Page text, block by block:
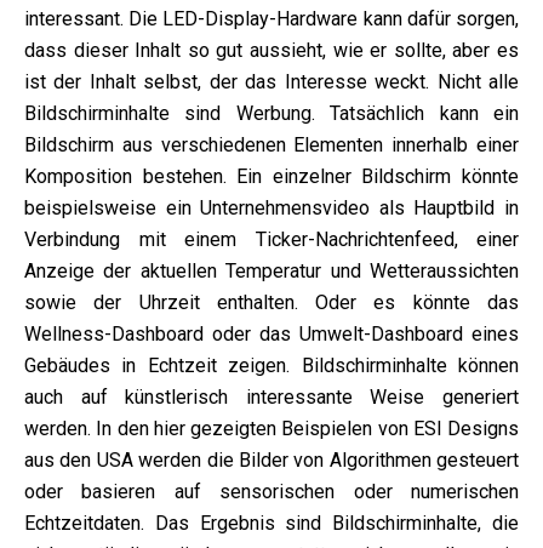
interessant. Die LED-Display-Hardware kann dafür sorgen,
dass dieser Inhalt so gut aussieht, wie er sollte, aber es
ist der Inhalt selbst, der das Interesse weckt. Nicht alle
Bildschirminhalte sind Werbung. Tatsächlich kann ein
Bildschirm aus verschiedenen Elementen innerhalb einer
Komposition bestehen. Ein einzelner Bildschirm könnte
beispielsweise ein Unternehmensvideo als Hauptbild in
Verbindung mit einem Ticker-Nachrichtenfeed, einer
Anzeige der aktuellen Temperatur und Wetteraussichten
sowie der Uhrzeit enthalten. Oder es könnte das
Wellness-Dashboard oder das Umwelt-Dashboard eines
Gebäudes in Echtzeit zeigen. Bildschirminhalte können
auch auf künstlerisch interessante Weise generiert
werden. In den hier gezeigten Beispielen von ESI Designs
aus den USA werden die Bilder von Algorithmen gesteuert
oder basieren auf sensorischen oder numerischen
Echtzeitdaten. Das Ergebnis sind Bildschirminhalte, die